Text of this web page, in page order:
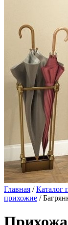
Главная /Каталог
прихожие /